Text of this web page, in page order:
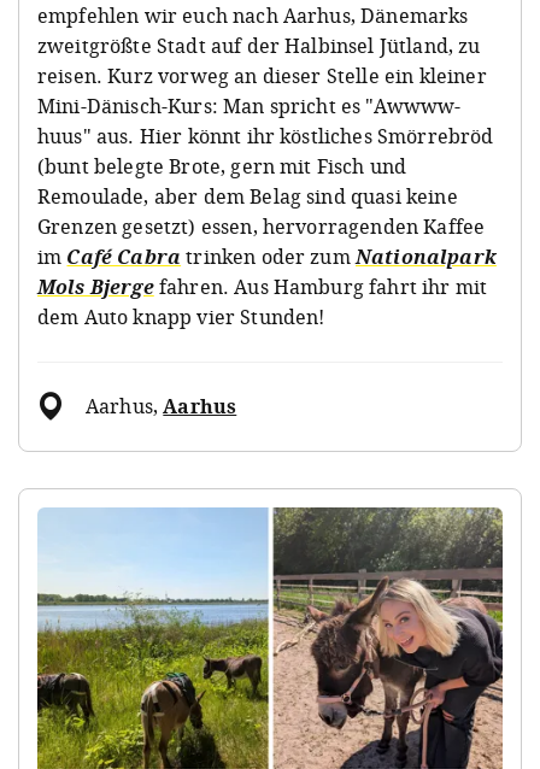
empfehlen wir euch nach Aarhus, Dänemarks
zweitgrößte Stadt auf der Halbinsel Jütland, zu
reisen. Kurz vorweg an dieser Stelle ein kleiner
Mini-Dänisch-Kurs: Man spricht es "Awwww-
huus" aus. Hier könnt ihr köstliches Smörrebröd
(bunt belegte Brote, gern mit Fisch und
Remoulade, aber dem Belag sind quasi keine
Grenzen gesetzt) essen, hervorragenden Kaffee
im Café Cabra trinken oder zumNationalpark
Mols Bjergefahren. Aus Hamburg fahrt ihr mit
dem Auto knapp vier Stunden!
Aarhus,Aarhus